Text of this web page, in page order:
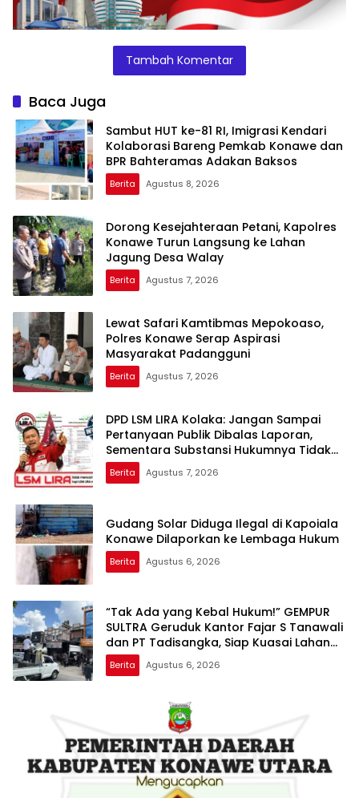
Tambah Komentar
Baca Juga
Sambut HUT ke-81 RI, Imigrasi Kendari
Kolaborasi Bareng Pemkab Konawe dan
BPR Bahteramas Adakan Baksos
Berita Agustus 8, 2026
Dorong Kesejahteraan Petani, Kapolres
Konawe Turun Langsung ke Lahan
Jagung Desa Walay
Berita Agustus 7, 2026
Lewat Safari Kamtibmas Mepokoaso,
Polres Konawe Serap Aspirasi
Masyarakat Padangguni
Berita Agustus 7, 2026
DPD LSM LIRA Kolaka: Jangan Sampai
Pertanyaan Publik Dibalas Laporan,
Sementara Substansi Hukumnya Tidak
Pernah Dijelaskan Secara Terbuka
Berita Agustus 7, 2026
Gudang Solar Diduga Ilegal di Kapoiala
Konawe Dilaporkan ke Lembaga Hukum
Berita Agustus 6, 2026
“Tak Ada yang Kebal Hukum!” GEMPUR
SULTRA Geruduk Kantor Fajar S Tanawali
dan PT Tadisangka, Siap Kuasai Lahan
Puuwatu
Berita Agustus 6, 2026